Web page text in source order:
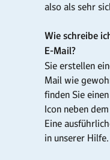
also als sehr
Wie schreibe
E-Mail?
Sie erstellen
Mail wie
finden Sie
Icon neben
Eine
in unserer Hilfe.